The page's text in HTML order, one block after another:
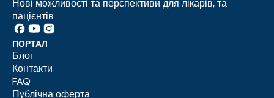
Нові можливості та перспективи для лікарів, та
пацієнтів
ПОРТАЛ
Блог
Контакти
FAQ
Публічна оферта